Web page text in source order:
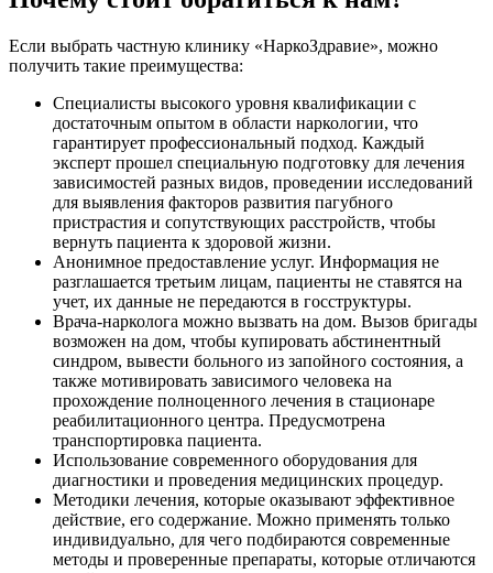
Если выбрать частную клинику «НаркоЗдравие», можно
получить такие преимущества:
Специалисты высокого уровня квалификации с
достаточным опытом в области наркологии, что
гарантирует профессиональный подход. Каждый
эксперт прошел специальную подготовку для лечения
зависимостей разных видов, проведении исследований
для выявления факторов развития пагубного
пристрастия и сопутствующих расстройств, чтобы
вернуть пациента к здоровой жизни.
Анонимное предоставление услуг. Информация не
разглашается третьим лицам, пациенты не ставятся на
учет, их данные не передаются в госструктуры.
Врача-нарколога можно вызвать на дом. Вызов бригады
возможен на дом, чтобы купировать абстинентный
синдром, вывести больного из запойного состояния, а
также мотивировать зависимого человека на
прохождение полноценного лечения в стационаре
реабилитационного центра. Предусмотрена
транспортировка пациента.
Использование современного оборудования для
диагностики и проведения медицинских процедур.
Методики лечения, которые оказывают эффективное
действие, его содержание. Можно применять только
индивидуально, для чего подбираются современные
методы и проверенные препараты, которые отличаются